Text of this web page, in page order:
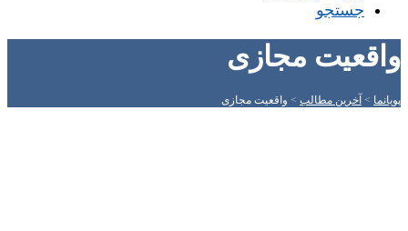
جستجو
واقعیت مجازی
پویانما > آخرین مطالب > واقعیت مجازی